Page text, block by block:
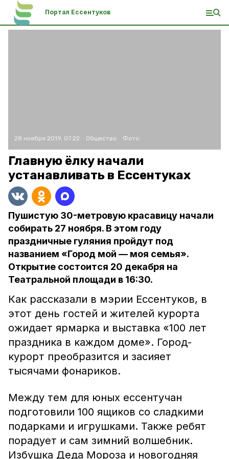
Портал Ессентуков
28 ноября 2019, 07:22 Общество Фото:
Главную ёлку начали
устанавливать в Ессентуках
Пушистую 30-метровую красавицу начали
собирать 27 ноября. В этом году
праздничные гуляния пройдут под
названием «Город мой — моя семья».
Открытие состоится 20 декабря на
Театральной площади в 16:30.
Как рассказали в мэрии Ессентуков, в
этот день гостей и жителей курорта
ожидает ярмарка и выставка «100 лет
праздника в каждом доме». Город-
курорт преобразится и засияет
тысячами фонариков.
Между тем для юных ессентучан
подготовили 100 ящиков со сладкими
подарками и игрушками. Также ребят
порадует и сам зимний волшебник.
Избушка Деда Мороза и новогодняя